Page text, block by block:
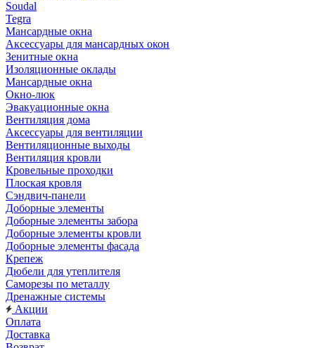
Soudal
Tegra
Мансардные окна
Аксессуары для мансардных окон
Зенитные окна
Изоляционные оклады
Мансардные окна
Окно-люк
Эвакуационные окна
Вентиляция дома
Аксессуары для вентиляции
Вентиляционные выходы
Вентиляция кровли
Кровельные проходки
Плоская кровля
Сэндвич-панели
Доборные элементы
Доборные элементы забора
Доборные элементы кровли
Доборные элементы фасада
Крепеж
Дюбели для утеплителя
Саморезы по металлу
Дренажные системы
Акции
Оплата
Доставка